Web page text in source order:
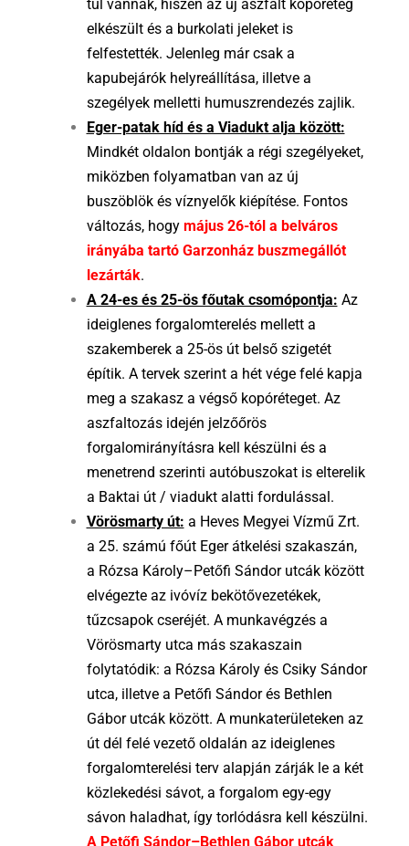
túl vannak, hiszen az új aszfalt kopóréteg
elkészült és a burkolati jeleket is
felfestették. Jelenleg már csak a
kapubejárók helyreállítása, illetve a
szegélyek melletti humuszrendezés zajlik.
Eger-patak híd és a Viadukt alja között:
Mindkét oldalon bontják a régi szegélyeket,
miközben folyamatban van az új
buszöblök és víznyelők kiépítése. Fontos
változás, hogy május 26-tól a belváros
irányába tartó Garzonház buszmegállót
lezárták.
A 24-es és 25-ös főutak csomópontja: Az
ideiglenes forgalomterelés mellett a
szakemberek a 25-ös út belső szigetét
építik. A tervek szerint a hét vége felé kapja
meg a szakasz a végső kopóréteget. Az
aszfaltozás idején jelzőőrös
forgalomirányításra kell készülni és a
menetrend szerinti autóbuszokat is elterelik
a Baktai út / viadukt alatti fordulással.
Vörösmarty út: a Heves Megyei Vízmű Zrt.
a 25. számú főút Eger átkelési szakaszán,
a Rózsa Károly–Petőfi Sándor utcák között
elvégezte az ivóvíz bekötővezetékek,
tűzcsapok cseréjét. A munkavégzés a
Vörösmarty utca más szakaszain
folytatódik: a Rózsa Károly és Csiky Sándor
utca, illetve a Petőfi Sándor és Bethlen
Gábor utcák között. A munkaterületeken az
út dél felé vezető oldalán az ideiglenes
forgalomterelési terv alapján zárják le a két
közlekedési sávot, a forgalom egy-egy
sávon haladhat, így torlódásra kell készülni.
A Petőfi Sándor–Bethlen Gábor utcák